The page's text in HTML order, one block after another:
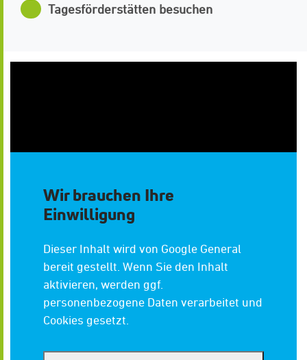
Tagesförderstätten besuchen
Wir brauchen Ihre
Einwilligung
Dieser Inhalt wird von Google General
bereit gestellt. Wenn Sie den Inhalt
aktivieren, werden ggf.
personenbezogene Daten verarbeitet und
Cookies gesetzt.
Werkstatt Jever